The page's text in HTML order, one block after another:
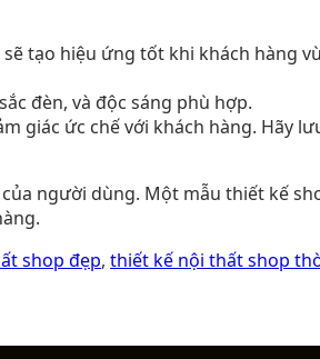
tạo hiệu ứng tốt khi khách hàng
đèn, và độc sáng phù hợp.
giác ức chế với khách hàng. Hãy
người dùng. Một mẫu thiết kế
shop đẹp, thiết kế nội thất shop